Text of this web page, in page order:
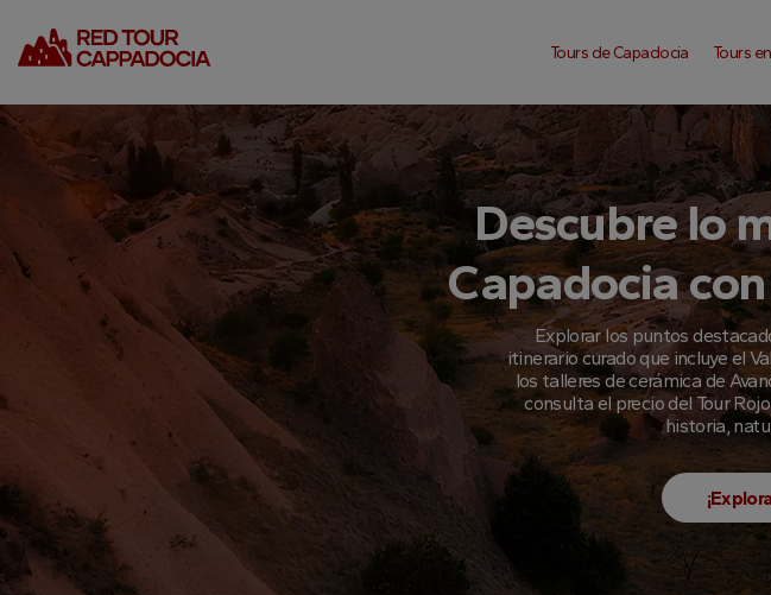
Tours de Capadocia Tours
Descubre lo
Capadocia
Explorar los puntos
itinerario curado que incluye el
los talleres de cerámica de
consulta el precio del Tour
historia,